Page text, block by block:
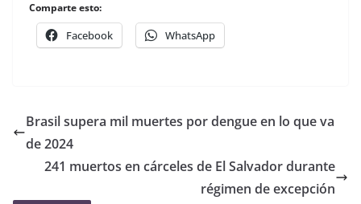
Comparte esto:
Facebook WhatsApp
Brasil supera mil muertes por dengue en lo que va
de 2024
241 muertos en cárceles de El Salvador durante
régimen de excepción